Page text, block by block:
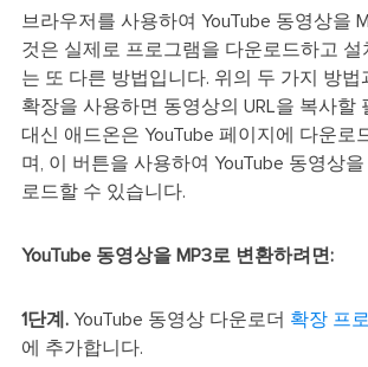
브라우저를 사용하여 YouTube 동영상을
것은 실제로 프로그램을 다운로드하고 설
는 또 다른 방법입니다. 위의 두 가지 방법
확장을 사용하면 동영상의 URL을 복사할
대신 애드온은 YouTube 페이지에 다운로
며, 이 버튼을 사용하여 YouTube 동영상
로드할 수 있습니다.
YouTube 동영상을 MP3로 변환하려면:
1단계.YouTube 동영상 다운로더 확장 프
에 추가합니다.